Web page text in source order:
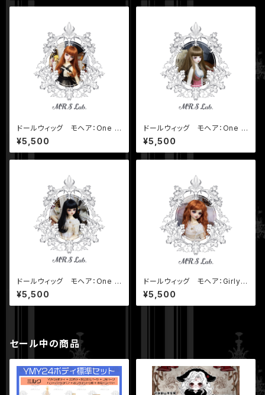
ドールウィッグ モヘア：One C
url ワンカール アプリコッ
ト 8-9 inch
¥5,500
ドールウィッグ モヘア：One C
url ワンカール モカベージ
ュ 8-9 inch
¥5,500
ドールウィッグ モヘア：One C
url ワンカール ブラック 8-
9 inch
¥5,500
ドールウィッグ モヘア：Girly
ガーリィ アプリコット 8-9 in
ch
¥5,500
セール中の商品